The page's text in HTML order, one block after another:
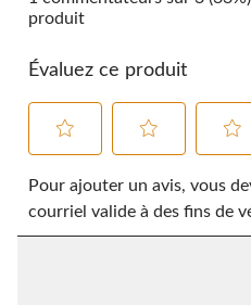
produit
Évaluez ce produit
pour
évaluer
pour
évaluer
pour
évaluer
Pour ajouter un avis, vous
courriel valide à des fins de